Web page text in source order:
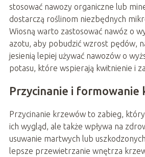
stosować nawozy organiczne lub
dostarczą roślinom niezbędnych
Wiosną warto zastosować nawóz o
azotu, aby pobudzić wzrost pędów,
jesienią lepiej używać nawozów o
potasu, które wspierają kwitnienie i
Przycinanie i formowanie
Przycinanie krzewów to zabieg,
ich wygląd, ale także wpływa na
usuwanie martwych lub
lepsze przewietrzanie wnętrza